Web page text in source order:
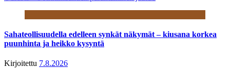
Sahateollisuudella edelleen synkät näkymät – kiusana korkea
puunhinta ja heikko kysyntä
Kirjoitettu 7.8.2026